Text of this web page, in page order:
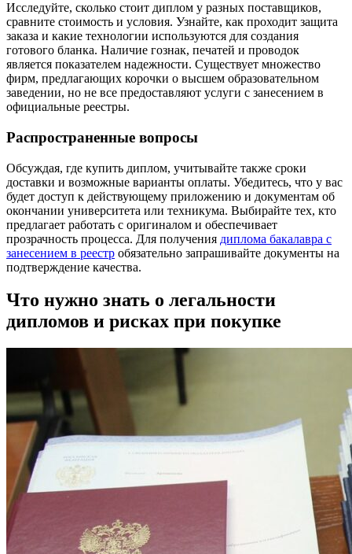
Исследуйте, сколько стоит диплом у разных поставщиков,
сравните стоимость и условия. Узнайте, как проходит защита
заказа и какие технологии используются для создания
готового бланка. Наличие гознак, печатей и проводок
является показателем надежности. Существует множество
фирм, предлагающих корочки о высшем образовательном
заведении, но не все предоставляют услуги с занесением в
официальные реестры.
Распространенные вопросы
Обсуждая, где купить диплом, учитывайте также сроки
доставки и возможные варианты оплаты. Убедитесь, что у вас
будет доступ к действующему приложению и документам об
окончании университета или техникума. Выбирайте тех, кто
предлагает работать с оригиналом и обеспечивает
прозрачность процесса. Для получения диплома бакалавра с
занесением в реестр обязательно запрашивайте документы на
подтверждение качества.
Что нужно знать о легальности
дипломов и рисках при покупке